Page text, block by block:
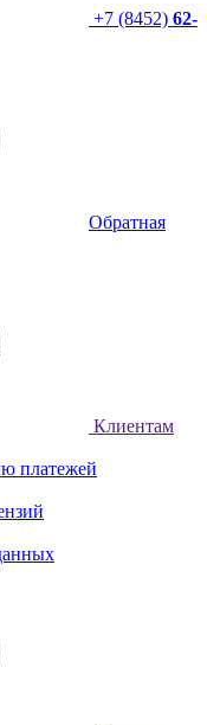
+7 (8452) 62-
Обратная
Клиентам
платежей